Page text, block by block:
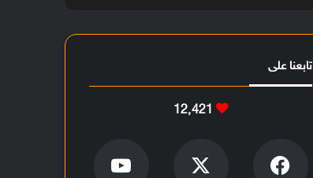
تابعنا على
12٬421